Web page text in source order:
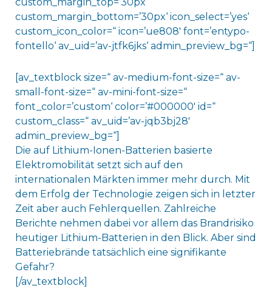
custom_margin_bottom=’30px‘ icon_select=’yes‘
custom_icon_color=“ icon=’ue808′ font=’entypo-
fontello‘ av_uid=’av-jtfk6jks‘ admin_preview_bg=“]
[av_textblock size=“ av-medium-font-size=“ av-
small-font-size=“ av-mini-font-size=“
font_color=’custom‘ color=’#000000′ id=“
custom_class=“ av_uid=’av-jqb3bj28′
admin_preview_bg=“]
Die auf Lithium-Ionen-Batterien basierte
Elektromobilität setzt sich auf den
internationalen Märkten immer mehr durch. Mit
dem Erfolg der Technologie zeigen sich in letzter
Zeit aber auch Fehlerquellen. Zahlreiche
Berichte nehmen dabei vor allem das Brandrisiko
heutiger Lithium-Batterien in den Blick. Aber sind
Batteriebrände tatsächlich eine signifikante
Gefahr?
[/av_textblock]